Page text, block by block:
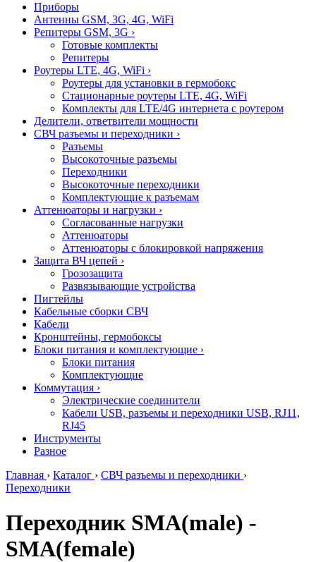
Приборы
Антенны GSM, 3G, 4G, WiFi
Репитеры GSM, 3G ›
Готовые комплекты
Репитеры
Роутеры LTE, 4G, WiFi ›
Роутеры для установки в гермобокс
Стационарные роутеры LTE, 4G, WiFi
Комплекты для LTE/4G интернета с роутером
Делители, ответвители мощности
СВЧ разъемы и переходники ›
Разъемы
Высокоточные разъемы
Переходники
Высокоточные переходники
Комплектующие к разъемам
Аттенюаторы и нагрузки ›
Согласованные нагрузки
Аттенюаторы
Аттенюаторы с блокировкой напряжения
Защита ВЧ цепей ›
Грозозащита
Развязывающие устройства
Пигтейлы
Кабельные сборки СВЧ
Кабели
Кронштейны, гермобоксы
Блоки питания и комплектующие ›
Блоки питания
Комплектующие
Коммутация ›
Электрические соединители
Кабели USB, разъемы и переходники USB, RJ11,
RJ45
Инструменты
Разное
Главная › Каталог › СВЧ разъемы и переходники ›
Переходники
Переходник SMA(male) -
SMA(female)